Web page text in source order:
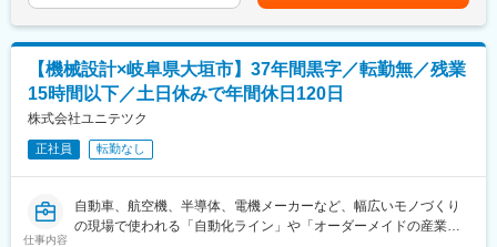
となります。
◎エンジニアを大切にする社風
フラットで風通しが良い社風です。社員が話し合い実現した制度
が多数存在し、定期的に代表の参加無しでの責任者会議を開催す
る等、良いことも悪いことも発言しやすい環境です。
◎頑張りを給与に還元◎
を還元する制度を整えています。
職軸を詳細にヒアリング。当社で希望を叶えられるか、また叶え
られるとしたらどのような条件になるのかをお伝えします。
・ご自身のキャリアの棚卸にも役立ちます。これまでのご経験の
どこに市場価値があるのかを判断できます。
・次の就業を考えておられる方に最適の選考会となります。
・入社～定年に向けた皆様のキャリアについて、研修制度/マネジ
メント教育/メンタルヘルスなど包括的な相談が可能です。
て機構・筐体・構造設計／設計周辺の実験・評価・解析業務等に
携わって頂きます。
【機械設計×岐阜県大垣市】37年間黒字／転勤無／残業
15時間以下／土日休みで年間休日120日
株式会社ユニテツク
正社員 転勤なし
仕事内容
自動車、航空機、半導体、電機メーカーなど、幅広いモノづくり
の現場で使われる「自動化ライン」や「オーダーメイドの産業機